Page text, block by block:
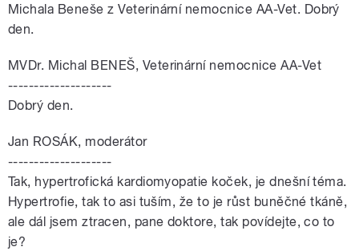
Michala Beneše z Veterinární nemocnice AA-Vet. Dobrý
den.
MVDr. Michal BENEŠ, Veterinární nemocnice AA-Vet
--------------------
Dobrý den.
Jan ROSÁK, moderátor
--------------------
Tak, hypertrofická kardiomyopatie koček, je dnešní téma.
Hypertrofie, tak to asi tuším, že to je růst buněčné tkáně,
ale dál jsem ztracen, pane doktore, tak povídejte, co to
je?